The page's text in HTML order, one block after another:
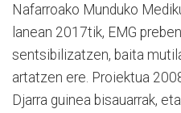
Nafarroako Munduko
lanean 2017tik, EMG
sentsibilizatzen, baita
artatzen ere. Proiektua
Djarra guinea bisauarrak,